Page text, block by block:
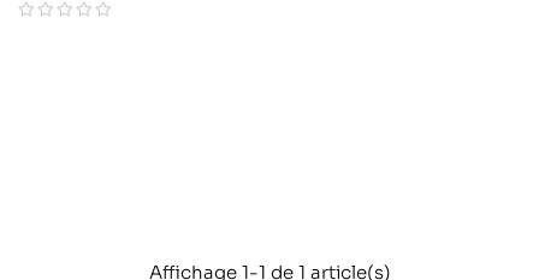
Affichage 1-1 de 1 article(s)